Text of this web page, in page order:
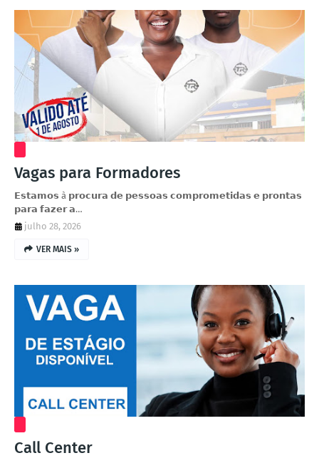
Vagas para Formadores
𝗘𝘀𝘁𝗮𝗺𝗼𝘀 à 𝗽𝗿𝗼𝗰𝘂𝗿𝗮 𝗱𝗲 𝗽𝗲𝘀𝘀𝗼𝗮𝘀 𝗰𝗼𝗺𝗽𝗿𝗼𝗺𝗲𝘁𝗶𝗱𝗮𝘀 𝗲 𝗽𝗿𝗼𝗻𝘁𝗮𝘀
𝗽𝗮𝗿𝗮 𝗳𝗮𝘇𝗲𝗿 𝗮…
julho 28, 2026
VER MAIS »
Call Center